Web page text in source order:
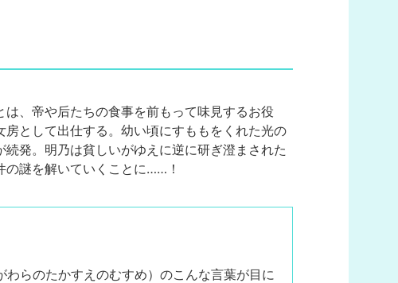
、帝や后たちの食事を前もって味見するお役
として出仕する。幼い頃にすももをくれた光の
発。明乃は貧しいがゆえに逆に研ぎ澄まされた
の謎を解いていくことに……！
らのたかすえのむすめ）のこんな言葉が目に